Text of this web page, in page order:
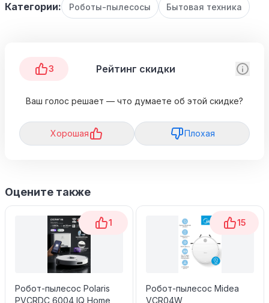
Категории: Роботы-пылесосы Бытовая техника
3 Рейтинг скидки
Ваш голос решает — что думаете об этой скидке?
Хорошая Плохая
Оцените также
1
Робот-пылесос Polaris
PVCRDC 6004 IQ Home
15
Робот-пылесос Midea
VCR04W